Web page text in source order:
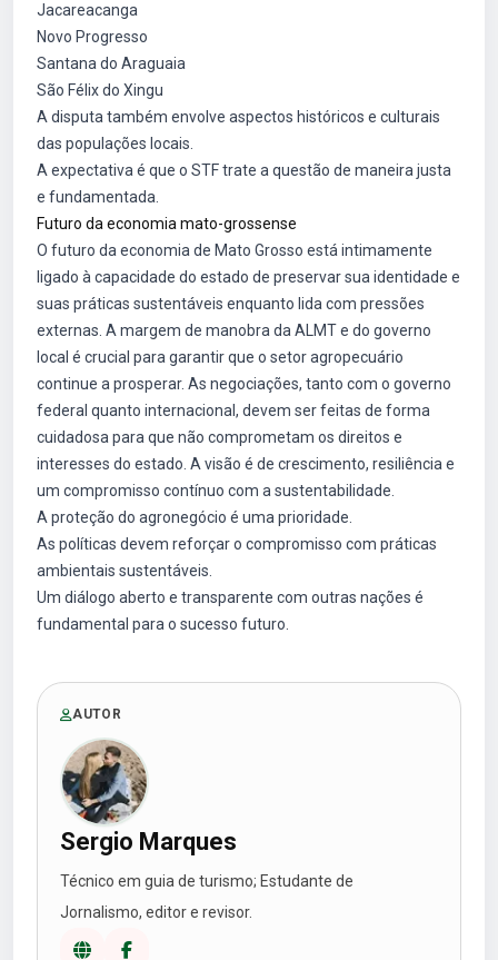
Jacareacanga
Novo Progresso
Santana do Araguaia
São Félix do Xingu
A disputa também envolve aspectos históricos e culturais
das populações locais.
A expectativa é que o STF trate a questão de maneira justa
e fundamentada.
Futuro da economia mato-grossense
O futuro da economia de Mato Grosso está intimamente
ligado à capacidade do estado de preservar sua identidade e
suas práticas sustentáveis enquanto lida com pressões
externas. A margem de manobra da ALMT e do governo
local é crucial para garantir que o setor agropecuário
continue a prosperar. As negociações, tanto com o governo
federal quanto internacional, devem ser feitas de forma
cuidadosa para que não comprometam os direitos e
interesses do estado. A visão é de crescimento, resiliência e
um compromisso contínuo com a sustentabilidade.
A proteção do agronegócio é uma prioridade.
As políticas devem reforçar o compromisso com práticas
ambientais sustentáveis.
Um diálogo aberto e transparente com outras nações é
fundamental para o sucesso futuro.
AUTOR
Sergio Marques
Técnico em guia de turismo; Estudante de
Jornalismo, editor e revisor.